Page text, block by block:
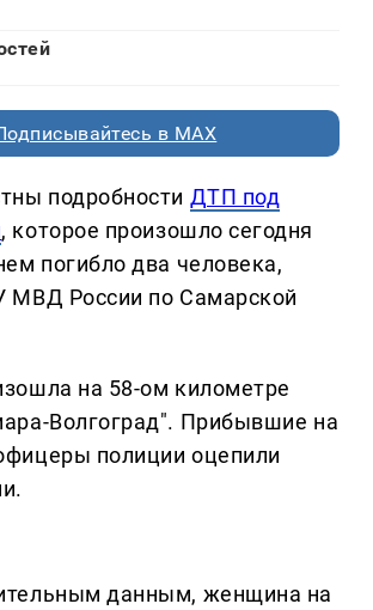
в MAX
подробности ДТП под
, которое произошло сегодня
погибло два человека,
МВД России по Самарской
на 58-ом километре
Волгоград". Прибывшие на
полиции оцепили
данным, женщина на